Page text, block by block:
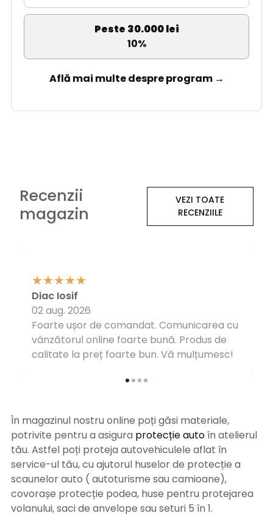
Peste 30.000 lei
10%
Află mai multe despre program →
Recenzii
magazin
VEZI TOATE
RECENZIILE
Foarte ușor de comandat. Comunicarea cu
vânzătorul online foarte bună. Produs de
calitate la preț foarte bun. Vă mulțumesc!
Diac Iosif
02 aug. 2026
În magazinul nostru online poți găsi materiale,
potrivite pentru a asigura protecție autoîn atelierul
tău. Astfel poți proteja autovehiculele aflat în
service-ul tău, cu ajutorul huselor de protecție a
scaunelor auto ( autoturisme sau camioane),
covorașe protecție podea, huse pentru protejarea
volanului, saci de anvelope sau seturi 5 în 1.